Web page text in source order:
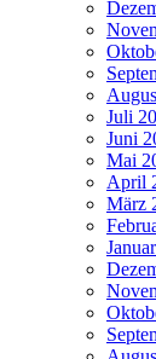
Juli
Juni
Mai
April
März